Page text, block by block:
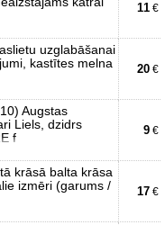
11 €
uzglabāšanai
kastītes melna
20 €
Augstas
Liels, dzidrs
f
9 €
krāsā balta krāsa
izmēri (garums /
17 €